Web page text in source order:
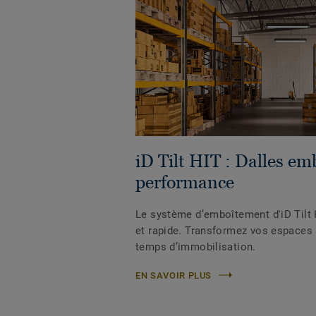
iD Tilt HIT : Dalles
performance
Le système d’emboîtement d'iD
et rapide. Transformez vos
temps d’immobilisation.
EN SAVOIR PLUS